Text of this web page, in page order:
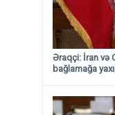
Əraqçi: İran və
bağlamağa